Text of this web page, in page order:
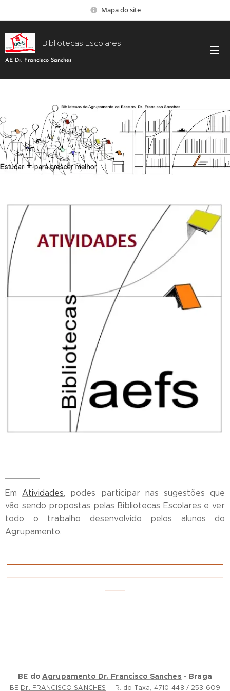
Mapa do site
Bibliotecas Escolares
AE Dr. Francisco Sanches
EmAtividades, podes participar nas sugestões que
vão sendo propostas pelas Bibliotecas Escolares e ver
todo o trabalho desenvolvido pelos alunos do
Agrupamento.
BE doAgrupamento Dr. Francisco Sanches - Braga
BE Dr. FRANCISCO SANCHES - R. do Taxa, 4710-448 /253 609